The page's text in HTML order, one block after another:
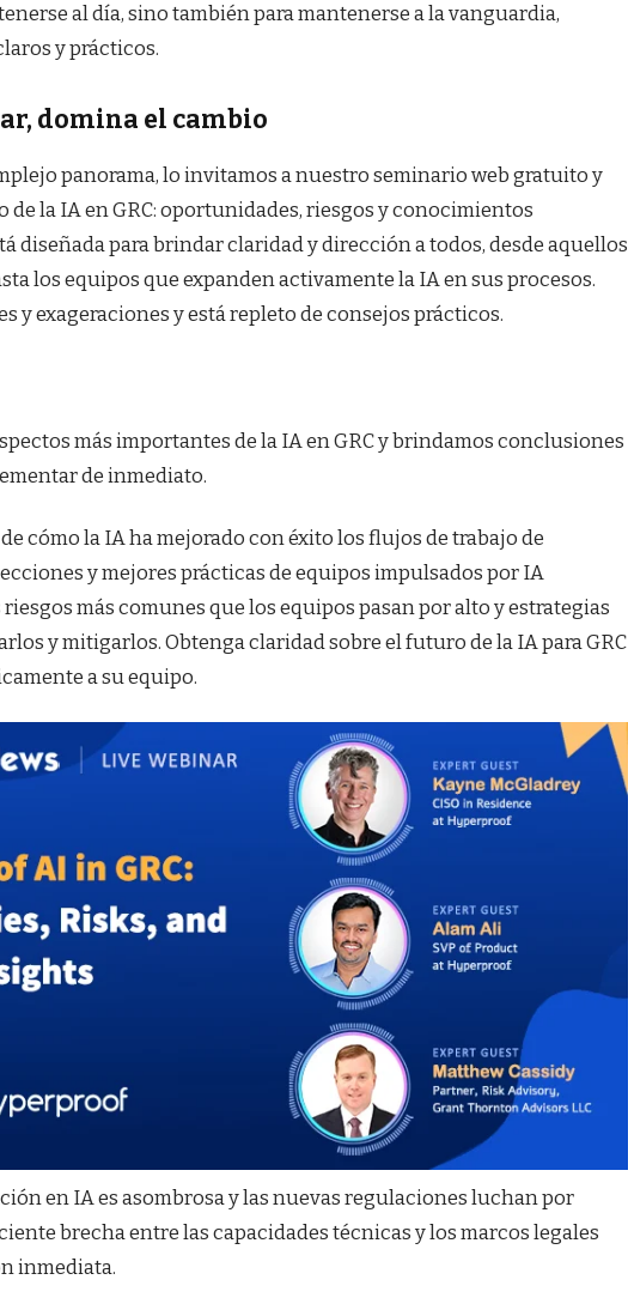
al día, sino también para mantenerse a la vanguardia,
y prácticos.
domina el cambio
panorama, lo invitamos a nuestro seminario web gratuito y
de la IA en GRC: oportunidades, riesgos y conocimientos
diseñada para brindar claridad y dirección a todos, desde aquellos
los equipos que expanden activamente la IA en sus procesos.
y exageraciones y está repleto de consejos prácticos.
más importantes de la IA en GRC y brindamos conclusiones
de inmediato.
cómo la IA ha mejorado con éxito los flujos de trabajo de
y mejores prácticas de equipos impulsados ​​por IA
riesgos más comunes que los equipos pasan por alto y estrategias
y mitigarlos. Obtenga claridad sobre el futuro de la IA para GRC
a su equipo.
en IA es asombrosa y las nuevas regulaciones luchan por
brecha entre las capacidades técnicas y los marcos legales
inmediata.